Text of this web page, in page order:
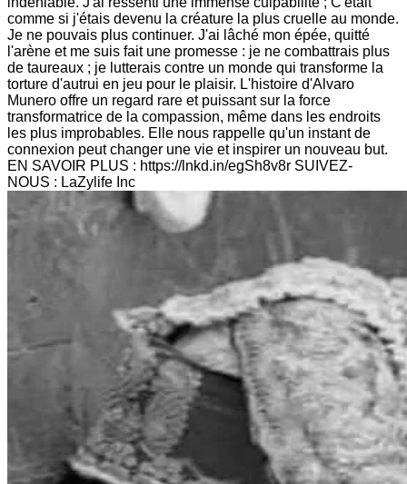
comme si j'étais devenu la créature la plus cruelle au monde.
Je ne pouvais plus continuer. J'ai lâché mon épée, quitté
l'arène et me suis fait une promesse : je ne combattrais plus
de taureaux ; je lutterais contre un monde qui transforme la
torture d'autrui en jeu pour le plaisir. L'histoire d'Alvaro
Munero offre un regard rare et puissant sur la force
transformatrice de la compassion, même dans les endroits
les plus improbables. Elle nous rappelle qu'un instant de
connexion peut changer une vie et inspirer un nouveau but.
EN SAVOIR PLUS : https://lnkd.in/egSh8v8r SUIVEZ-
NOUS : LaZylife Inc